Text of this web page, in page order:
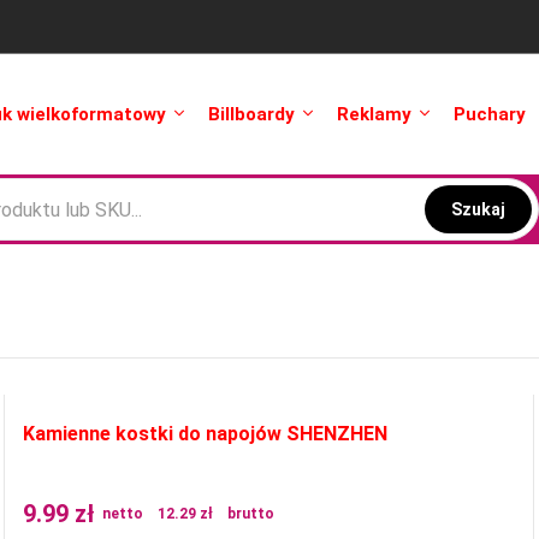
wielkoformatowy Billboardy Reklamy Puchary
Szukaj
Kamienne kostki do napojów SHENZHEN
9.99 zł netto 12.29 zł brutto